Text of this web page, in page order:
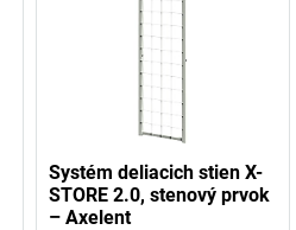
Systém deliacich stien X-
STORE 2.0, stenový prvok
– Axelent